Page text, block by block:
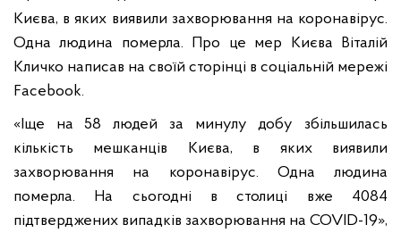
Києва, в яких виявили захворювання на коронавірус.
Одна людина померла. Про це мер Києва Віталій
Кличко написав на своїй сторінці в соціальній мережі
Facebook.
«Іще на 58 людей за минулу добу збільшилась
кількість мешканців Києва, в яких виявили
захворювання на коронавірус. Одна людина
померла. На сьогодні в столиці вже 4084
підтверджених випадків захворювання на COVID-19»,